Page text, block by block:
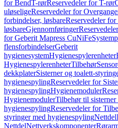
for BendT-rørReservedeler for T-rør
uløseligeReservedeler for
forbindelser, løsbareReservedeler
løsbareGjennomføringer
for Geberit Mapress CuNiFe
flensforbindelserGeberit
hygienesystemHygienespylerenheter
HygienespylerenheterTilbehør
dekkplaterSisterner og toalett-
hygienespylingReservedeler for
hygienespylingHygienemoduler
HygienemodulerTilbehør til
hygienespylingReservedeler for
styringer med hygienespylingNettdel
NettdelNettverkskomponenter